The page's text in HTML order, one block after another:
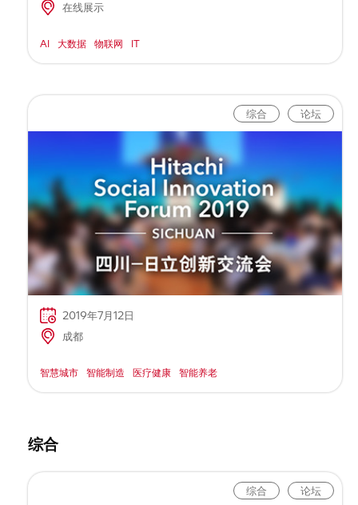
在线展示
AI 大数据 物联网 IT
综合 论坛
2019年7月12日
成都
智慧城市 智能制造 医疗健康 智能养老
综合
综合 论坛